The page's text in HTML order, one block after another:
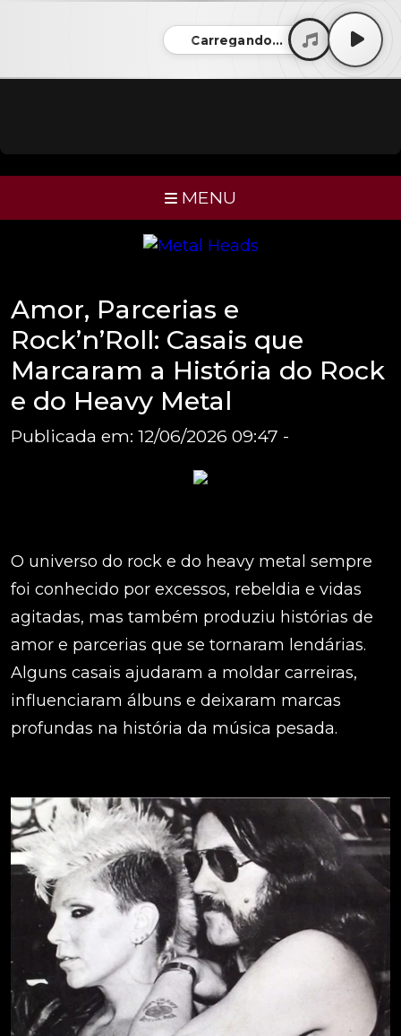
Carregando...
MENU
Amor, Parcerias e
Rock’n’Roll: Casais que
Marcaram a História do Rock
e do Heavy Metal
Publicada em: 12/06/2026 09:47 -
O universo do rock e do heavy metal sempre
foi conhecido por excessos, rebeldia e vidas
agitadas, mas também produziu histórias de
amor e parcerias que se tornaram lendárias.
Alguns casais ajudaram a moldar carreiras,
influenciaram álbuns e deixaram marcas
profundas na história da música pesada.